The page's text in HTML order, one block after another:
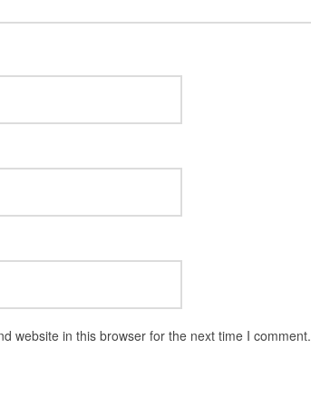
website in this browser for the next time I comment.